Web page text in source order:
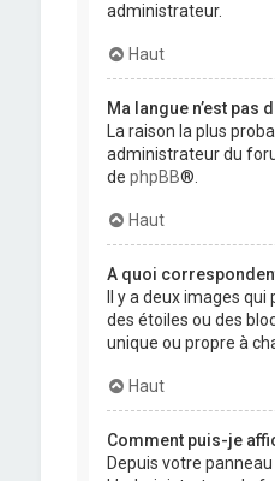
administrateur.
Haut
Ma langue n’est pas
La raison la plus
administrateur du
de phpBB®.
Haut
A quoi
Il y a deux images
des étoiles ou des
unique ou propre à
Haut
Comment puis-je
Depuis votre